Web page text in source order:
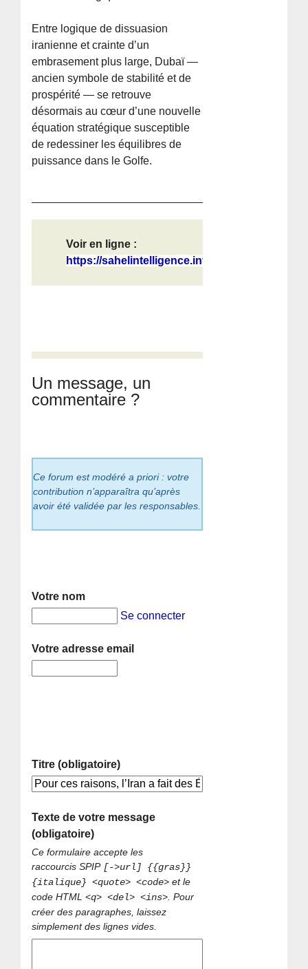
Entre logique de dissuasion
iranienne et crainte d’un
embrasement plus large, Dubaï —
ancien symbole de stabilité et de
prospérité — se retrouve
désormais au cœur d’une nouvelle
équation stratégique susceptible
de redessiner les équilibres de
puissance dans le Golfe.
Voir en ligne :
https://sahelintelligence.info/pour...
Un message, un
commentaire ?
Ce forum est modéré a priori : votre
contribution n’apparaîtra qu’après
avoir été validée par les responsables.
Votre nom
Se connecter
Votre adresse email
Titre (obligatoire)
Texte de votre message
(obligatoire)
Ce formulaire accepte les
raccourcis SPIP [->url] {{gras}}
{italique} <quote> <code> et le
code HTML<q> <del> <ins>. Pour
créer des paragraphes, laissez
simplement des lignes vides.